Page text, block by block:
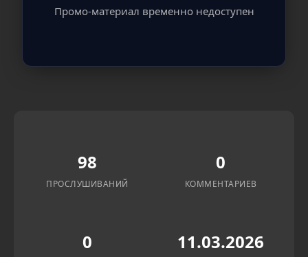
Промо-материал временно недоступен
98
ПРОСЛУШИВАНИЙ
0
КОММЕНТАРИЕВ
0 11.03.2026